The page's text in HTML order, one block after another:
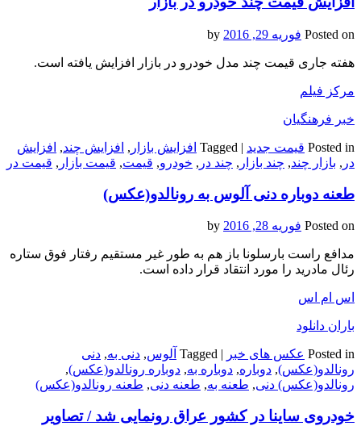
Posted on فوریه 29, 2016
هفته جاری قیمت چند مدل خودرو در بازار افزایش یافته است.
مرکز فیلم
خبر فرهنگیان
Posted in قیمت جدید |
Tagged افزایش بازار , افزایش چند, افزایش
در , بازار چند, چند بازار , چند در , خودرو, قیمت, قیمت بازار , قیمت در
طعنه دوباره دنی آلوس به رونالدو(عکس)
Posted on فوریه 28, 2016
مدافع راست بارسلونا باز هم به طور غیر مستقیم رفتار فوق ستاره
رئال مادرید را مورد انتقاد قرار داده است.
اس ام اس
باران دانلود
Posted in عکس های خبر |
Tagged آلوس, دنی به, دنی
رونالدو(عکس), دوباره, دوباره به, دوباره رونالدو(عکس),
رونالدو(عکس) دنی, طعنه به, طعنه دنی, طعنه رونالدو(عکس)
خودروی ساینا در کشور عراق رونمایی شد / تصاویر